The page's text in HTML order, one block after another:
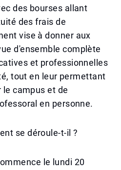
des bourses allant
des frais de
vise à donner aux
d'ensemble complète
et professionnelles
tout en leur permettant
le campus et de
en personne.
se déroule-t-il ?
le lundi 20